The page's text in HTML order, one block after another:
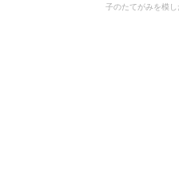
子のたてがみを模し